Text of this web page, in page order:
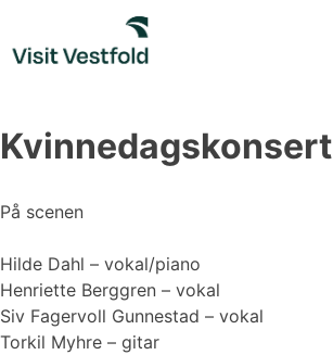
content
Kvinnedagskonsert
På scenen
Hilde Dahl – vokal/piano
Henriette Berggren – vokal
Siv Fagervoll Gunnestad – vokal
Torkil Myhre – gitar